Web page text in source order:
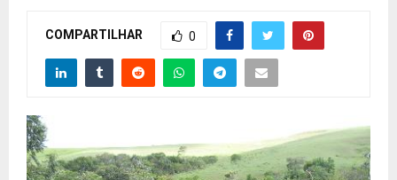
COMPARTILHAR 0